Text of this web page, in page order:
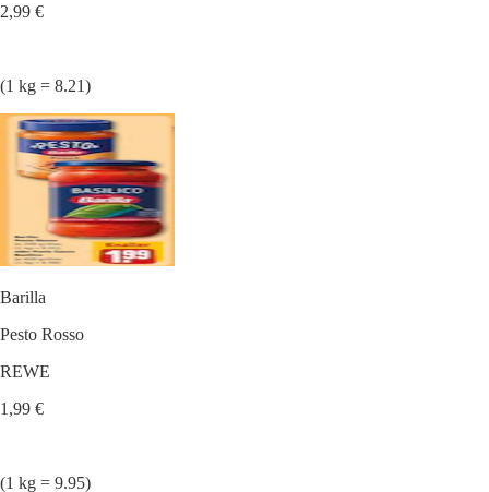
2,99 €
(1 kg = 8.21)
Barilla
Pesto Rosso
REWE
1,99 €
(1 kg = 9.95)